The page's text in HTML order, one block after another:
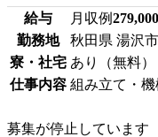
給与 月収例279,000
勤務地
秋田県 湯沢市
寮・社宅 あり（無料）
仕事内容 組み立て・
募集が停止しています